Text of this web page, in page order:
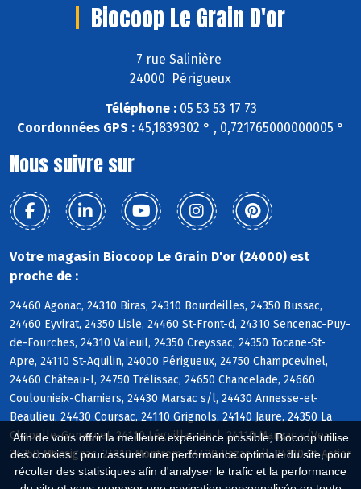
Afin de vous offrir la meilleure expérience possible, Biocoop utilise
des cookies : pour assurer une performance optimale du site, pour
récolter des statistiques afin d'analyser le trafic et la performance
Biocoop Le Grain D'or
7 rue Salinière
24000 Périgueux
Téléphone :05 53 53 17 73
Coordonnées GPS : 45,1839302 ° , 0,721765000000005 °
Nous suivre sur
Votre magasin Biocoop Le Grain D'or (24000) est
proche de :
24460 Agonac, 24310 Biras, 24310 Bourdeilles, 24350 Bussac,
24460 Eyvirat, 24350 Lisle, 24460 St-Front-d, 24310 Sencenac-Puy-
de-Fourches, 24310 Valeuil, 24350 Creyssac, 24350 Tocane-St-
Apre, 24110 St-Aquilin, 24000 Périgueux, 24750 Champcevinel,
24460 Château-l, 24750 Trélissac, 24650 Chancelade, 24660
Coulounieix-Chamiers, 24430 Marsac s/l, 24430 Annesse-et-
Beaulieu, 24430 Coursac, 24110 Grignols, 24140 Jaure, 24350 La
Chapelle-Gonaguet, 24110 Léguillac-de-l, 24110 Manzac s/Vern,
24350 Mensignac, 24110 Montrem, 24430 Razac s/l, 24110 St-Astier